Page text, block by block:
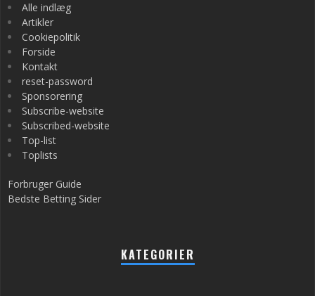
Alle indlæg
Artikler
Cookiepolitik
Forside
Kontakt
reset-password
Sponsorering
Subscribe-website
Subscribed-website
Top-list
Toplists
Forbruger Guide
Bedste Betting Sider
KATEGORIER